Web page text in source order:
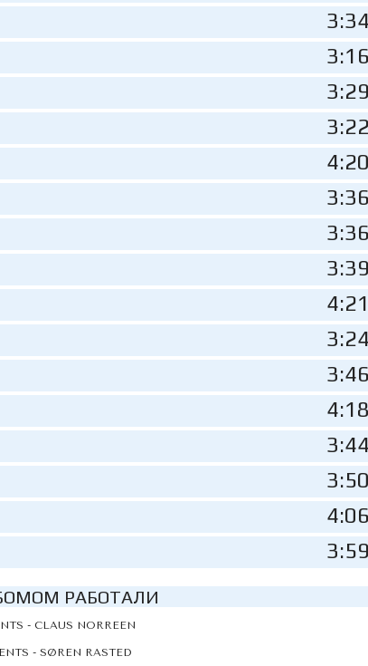
3:34
3:16
3:29
3:22
4:20
3:36
3:36
3:39
4:21
3:24
3:46
4:18
3:44
3:50
4:06
3:59
РАБОТАЛИ
- CLAUS NORREEN
- SØREN RASTED